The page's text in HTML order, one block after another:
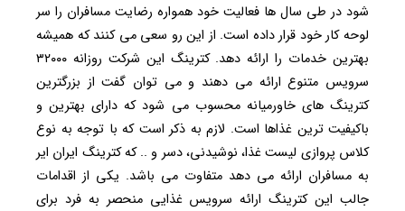
شود در طی سال ها فعالیت خود همواره رضایت مسافران را سر
لوحه کار خود قرار داده است. از این رو سعی می کنند که همیشه
بهترین خدمات را ارائه دهد. کترینگ این شرکت روزانه ۳۲۰۰۰
سرویس متنوع ارائه می دهند و می توان گفت از بزرگترین
کترینگ های خاورمیانه محسوب می شود که دارای بهترین و
باکیفیت ترین غذاها است. لازم به ذکر است که با توجه به نوع
کلاس پروازی لیست غذا، نوشیدنی، دسر و .. که کترینگ ایران ایر
به مسافران ارائه می دهد متفاوت می باشد. یکی از اقدامات
جالب این کترینگ ارائه سرویس غذایی منحصر به فرد برای